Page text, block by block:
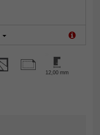
12,00 mm